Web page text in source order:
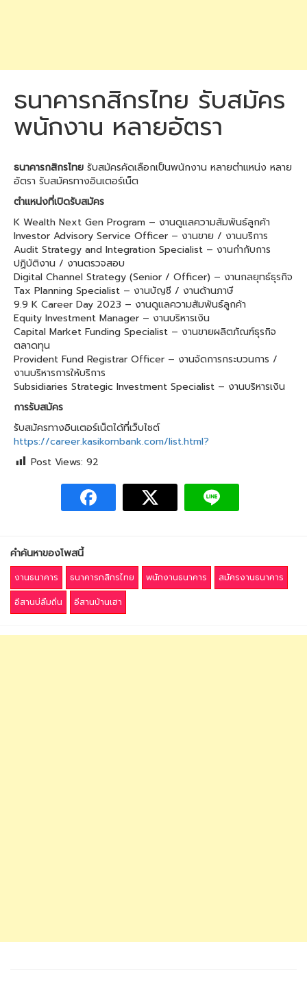
ธนาคารกสิกรไทย รับสมัคร
พนักงาน หลายอัตรา
ธนาคารกสิกรไทย รับสมัครคัดเลือกเป็นพนักงาน หลายตำแหน่ง หลาย
อัตรา รับสมัครทางอินเตอร์เน็ต
ตำแหน่งที่เปิดรับสมัคร
K Wealth Next Gen Program – งานดูแลความสัมพันธ์ลูกค้า
Investor Advisory Service Officer – งานขาย / งานบริการ
Audit Strategy and Integration Specialist – งานกำกับการ
ปฏิบัติงาน / งานตรวจสอบ
Digital Channel Strategy (Senior / Officer) – งานกลยุทธ์ธุรกิจ
Tax Planning Specialist – งานบัญชี / งานด้านภาษี
9.9 K Career Day 2023 – งานดูแลความสัมพันธ์ลูกค้า
Equity Investment Manager – งานบริหารเงิน
Capital Market Funding Specialist – งานขายผลิตภัณฑ์ธุรกิจ
ตลาดทุน
Provident Fund Registrar Officer – งานจัดการกระบวนการ /
งานบริหารการให้บริการ
Subsidiaries Strategic Investment Specialist – งานบริหารเงิน
การรับสมัคร
รับสมัครทางอินเตอร์เน็ตได้ที่เว็บไซต์
https://career.kasikornbank.com/list.html?
Post Views: 92
คำค้นหาของโพสนี้
งานธนาคาร ธนาคารกสิกรไทย พนักงานธนาคาร
สมัครงานธนาคาร
อีสานบ่ลืมถิ่น
อีสานบ้านเฮา